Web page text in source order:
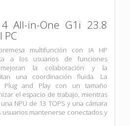
All-in-One G1i 23.8
PC
multifunción con IA HP
a los usuarios de funciones
la colaboración y la
una coordinación fluida. La
Plug and Play con un tamaño
el espacio de trabajo, mientras
NPU de 13 TOPS y una cámara
mantenerse conectados y